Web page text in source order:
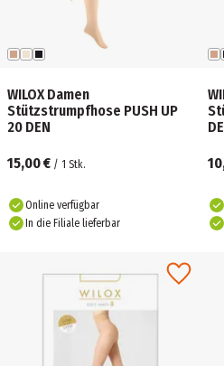
WILOX Damen
Stützstrumpfhose PUSH UP
20 DEN
15,00 € / 1 Stk.
Online verfügbar
In die Filiale lieferbar